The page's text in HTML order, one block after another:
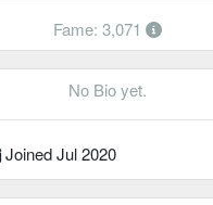
Fame: 3,071
No Bio yet.
Joined Jul 2020